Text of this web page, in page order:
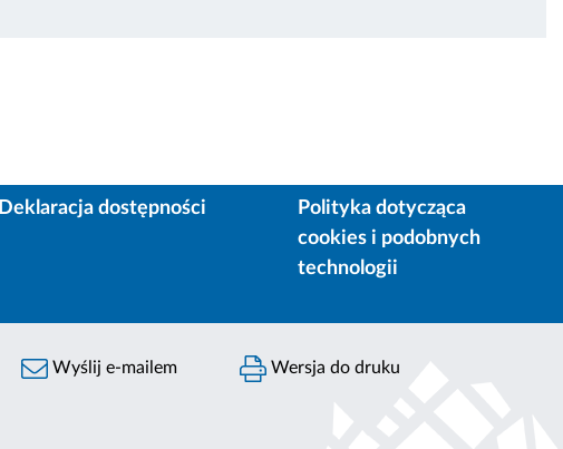
Deklaracja dostępności
Polityka dotycząca
cookies i podobnych
technologii
Wyślij e-mailem Wersja do druku